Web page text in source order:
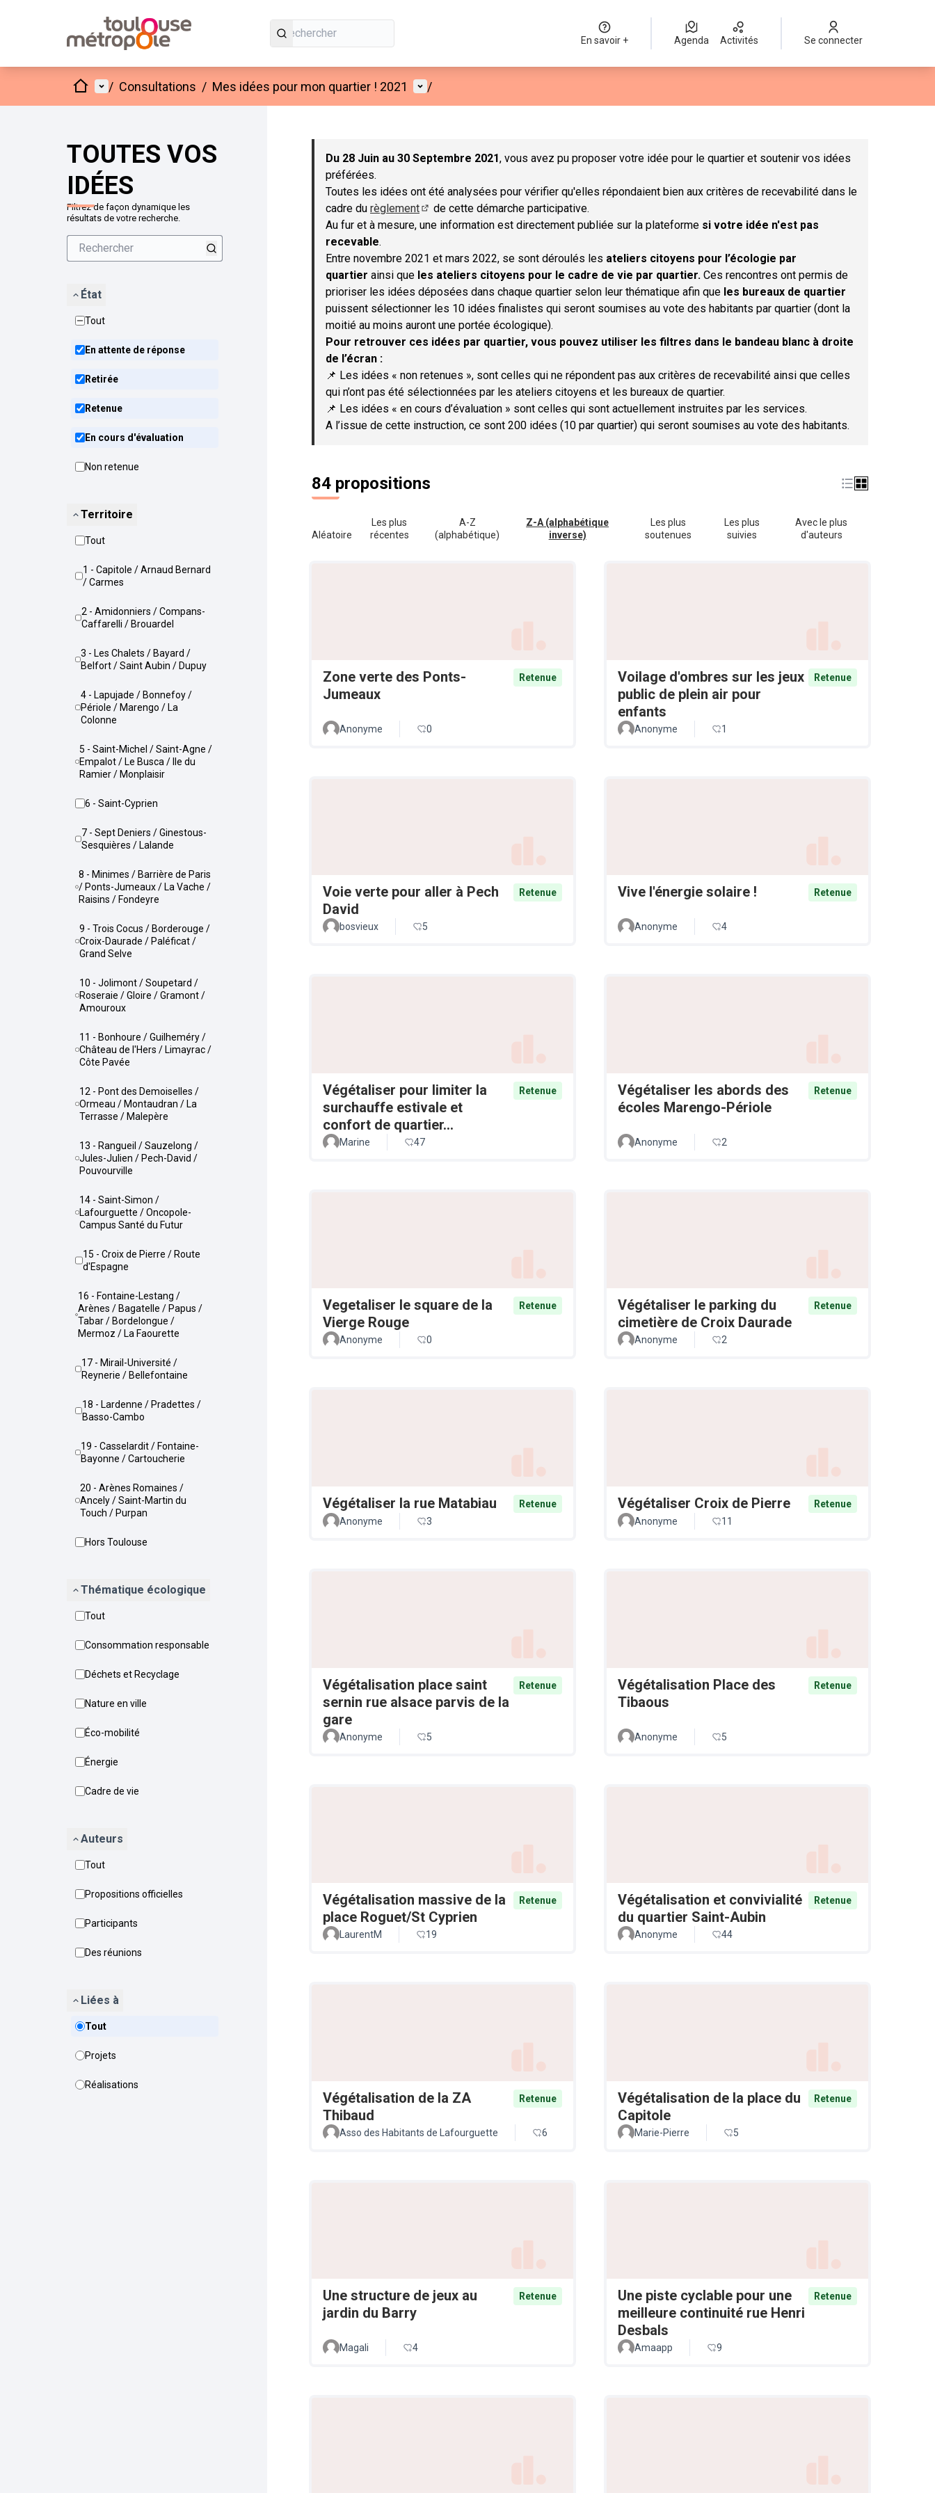
En savoir + Agenda Activités Se connecter
AccueilMenu principal
/ Consultations / Mes idées pour mon quartier ! 2021 Menu utilisateur
/
TOUTES VOS
IDÉES
Filtrez de façon dynamique les
résultats de votre recherche.
État
Tout
En attente de réponse
Retirée
Retenue
En cours d'évaluation
Non retenue
Territoire
Tout
1 - Capitole / Arnaud Bernard
/ Carmes
2 - Amidonniers / Compans-
Caffarelli / Brouardel
3 - Les Chalets / Bayard /
Belfort / Saint Aubin / Dupuy
4 - Lapujade / Bonnefoy /
Périole / Marengo / La
Colonne
5 - Saint-Michel / Saint-Agne /
Empalot / Le Busca / Ile du
Ramier / Monplaisir
6 - Saint-Cyprien
7 - Sept Deniers / Ginestous-
Sesquières / Lalande
8 - Minimes / Barrière de Paris
/ Ponts-Jumeaux / La Vache /
Raisins / Fondeyre
9 - Trois Cocus / Borderouge /
Croix-Daurade / Paléficat /
Grand Selve
10 - Jolimont / Soupetard /
Roseraie / Gloire / Gramont /
Amouroux
11 - Bonhoure / Guilheméry /
Château de l'Hers / Limayrac /
Côte Pavée
12 - Pont des Demoiselles /
Ormeau / Montaudran / La
Terrasse / Malepère
13 - Rangueil / Sauzelong /
Jules-Julien / Pech-David /
Pouvourville
14 - Saint-Simon /
Lafourguette / Oncopole-
Campus Santé du Futur
15 - Croix de Pierre / Route
d'Espagne
16 - Fontaine-Lestang /
Arènes / Bagatelle / Papus /
Tabar / Bordelongue /
Mermoz / La Faourette
17 - Mirail-Université /
Reynerie / Bellefontaine
18 - Lardenne / Pradettes /
Basso-Cambo
19 - Casselardit / Fontaine-
Bayonne / Cartoucherie
20 - Arènes Romaines /
Ancely / Saint-Martin du
Touch / Purpan
Hors Toulouse
Thématique écologique
Tout
Consommation responsable
Déchets et Recyclage
Nature en ville
Éco-mobilité
Énergie
Cadre de vie
Auteurs
Tout
Propositions officielles
Participants
Des réunions
Liées à
Tout
Projets
Réalisations
Passer la carte
Du 28 Juin au 30 Septembre 2021, vous avez pu proposer votre idée pour le quartier et soutenir vos idées
préférées.
Toutes les idées ont été analysées pour vérifier qu'elles répondaient bien aux critères de recevabilité dans le
cadre du règlement
(S'ouvre dans un nouvel onglet)
de cette démarche participative.
Au fur et à mesure, une information est directement publiée sur la plateforme si votre idée n'est pas
recevable.
Entre novembre 2021 et mars 2022, se sont déroulés les ateliers citoyens pour l’écologie par
quartier ainsi que les ateliers citoyens pour le cadre de vie par quartier. Ces rencontres ont permis de
prioriser les idées déposées dans chaque quartier selon leur thématique afin que les bureaux de quartier
puissent sélectionner les 10 idées finalistes qui seront soumises au vote des habitants par quartier (dont la
moitié au moins auront une portée écologique).
Pour retrouver ces idées par quartier, vous pouvez utiliser les filtres dans le bandeau blanc à droite
de l’écran :
📌 Les idées « non retenues », sont celles qui ne répondent pas aux critères de recevabilité ainsi que celles
qui n’ont pas été sélectionnées par les ateliers citoyens et les bureaux de quartier.
📌 Les idées « en cours d’évaluation » sont celles qui sont actuellement instruites par les services.
A l’issue de cette instruction, ce sont 200 idées (10 par quartier) qui seront soumises au vote des habitants.
84 propositions
Aléatoire
Les plus
récentes
A-Z
(alphabétique)
Z-A (alphabétique
inverse)
Les plus
soutenues
Les plus
suivies
Avec le plus
d'auteurs
Zone verte des Ponts-
Jumeaux
Retenue
Anonyme 0
Voilage d'ombres sur les jeux
public de plein air pour
enfants
Retenue
Anonyme 1
Voie verte pour aller à Pech
David
Retenue
bosvieux 5
Vive l'énergie solaire ! Retenue
Anonyme 4
Végétaliser pour limiter la
surchauffe estivale et
confort de quartier...
Retenue
Marine 47
Végétaliser les abords des
écoles Marengo-Périole
Retenue
Anonyme 2
Vegetaliser le square de la
Vierge Rouge
Retenue
Anonyme 0
Végétaliser le parking du
cimetière de Croix Daurade
Retenue
Anonyme 2
Végétaliser la rue Matabiau
Retenue
Anonyme
3
Végétaliser Croix de Pierre
Retenue
Anonyme
11
Végétalisation place saint
sernin rue alsace parvis de la
gare
Retenue
Anonyme 5
Végétalisation Place des
Tibaous
Retenue
Anonyme 5
Végétalisation massive de la
place Roguet/St Cyprien
Retenue
LaurentM 19
Végétalisation et convivialité
du quartier Saint-Aubin
Retenue
Anonyme 44
Végétalisation de la ZA
Thibaud
Retenue
Asso des Habitants de Lafourguette 6
Végétalisation de la place du
Capitole
Retenue
Marie-Pierre 5
Une structure de jeux au
jardin du Barry
Retenue
Magali 4
Une piste cyclable pour une
meilleure continuité rue Henri
Desbals
Retenue
Amaapp 9